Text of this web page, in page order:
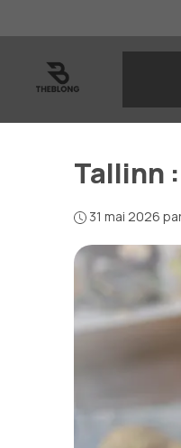
au
contenu
Tallinn
31 mai 2026